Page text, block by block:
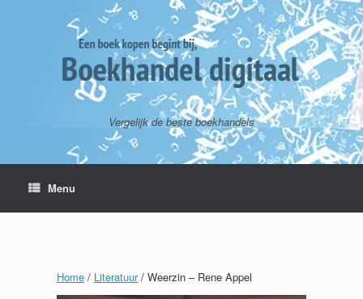
Vergelijk de beste boekhandels
Menu
Home / Literatuur/ Weerzin – Rene Appel